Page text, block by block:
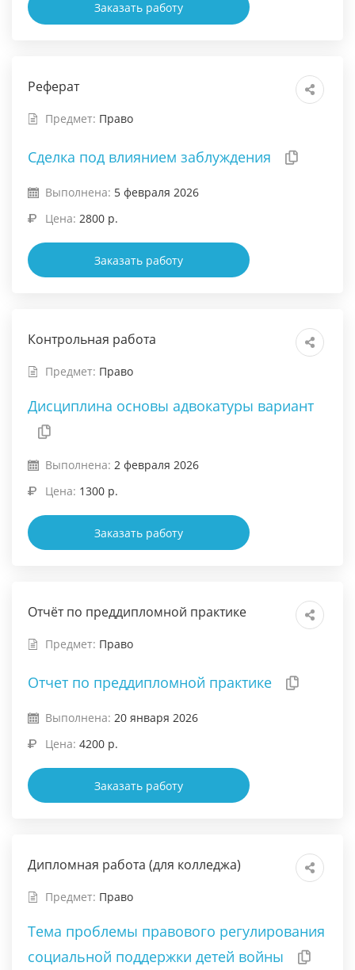
Заказать работу
Реферат
Предмет: Право
Сделка под влиянием заблуждения
Выполнена: 5 февраля 2026
Цена: 2800 р.
Заказать работу
Контрольная работа
Предмет: Право
Дисциплина основы адвокатуры вариант
Выполнена: 2 февраля 2026
Цена: 1300 р.
Заказать работу
Отчёт по преддипломной практике
Предмет: Право
Отчет по преддипломной практике
Выполнена: 20 января 2026
Цена: 4200 р.
Заказать работу
Дипломная работа (для колледжа)
Предмет: Право
Тема проблемы правового регулирования
социальной поддержки детей войны